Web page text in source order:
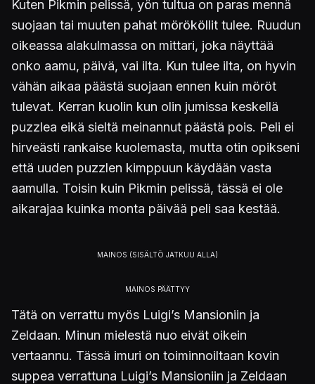
Kuten Pikmin pelissä, yön tultua on paras mennä
suojaan tai muuten pahat mörököllit tulee. Ruudun
oikeassa alakulmassa on mittari, joka näyttää
onko aamu, päivä, vai ilta. Kun tulee ilta, on hyvin
vähän aikaa päästä suojaan ennen kuin möröt
tulevat. Kerran kuolin kun olin jumissa keskellä
puzzlea eikä sieltä meinannut päästä pois. Peli ei
hirveästi rankaise kuolemasta, mutta otin opikseni
että uuden puzzlen kimppuun käydään vasta
aamulla. Toisin kuin Pikmin pelissä, tässä ei ole
aikarajaa kuinka monta päivää peli saa kestää.
Tätä on verrattu myös Luigi’s Mansioniin ja
Zeldaan. Minun mielestä nuo eivät oikein
vertaannu. Tässä imuri on toiminnoiltaan kovin
suppea verrattuna Luigi’s Mansioniin ja Zeldaan